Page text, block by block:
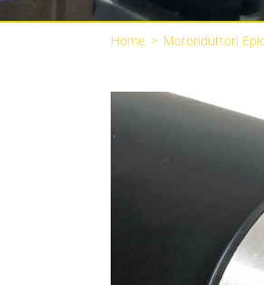
Home > Motoriduttori